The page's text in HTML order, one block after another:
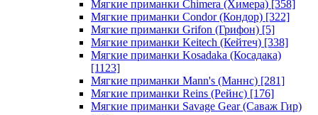
Мягкие приманки Chimera (Химера) [358]
Мягкие приманки Condor (Кондор) [322]
Мягкие приманки Grifon (Грифон) [5]
Мягкие приманки Keitech (Кейтеч) [338]
Мягкие приманки Kosadaka (Косадака)
[1123]
Мягкие приманки Mann's (Маннс) [281]
Мягкие приманки Reins (Рейнс) [176]
Мягкие приманки Savage Gear (Саваж Гир)